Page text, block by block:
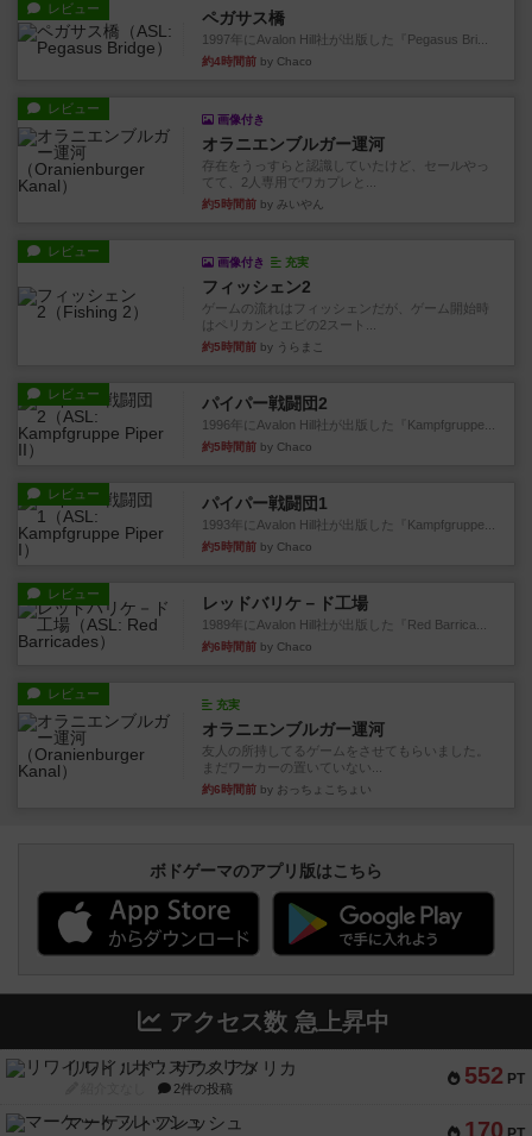
レビュー ペガサス橋
1997年にAvalon Hill社が出版した『Pegasus Bri...
約4時間前 by Chaco
レビュー
画像付き
オラニエンブルガー運河
存在をうっすらと認識していたけど、セールやっ
てて、2人専用でワカプレと...
約5時間前 by みいやん
レビュー
画像付き 充実
フィッシェン2
ゲームの流れはフィッシェンだが、ゲーム開始時
はペリカンとエビの2スート...
約5時間前 by うらまこ
レビュー パイパー戦闘団2
1996年にAvalon Hill社が出版した『Kampfgruppe...
約5時間前 by Chaco
レビュー パイパー戦闘団1
1993年にAvalon Hill社が出版した『Kampfgruppe...
約5時間前 by Chaco
レビュー レッドバリケ－ド工場
1989年にAvalon Hill社が出版した『Red Barrica...
約6時間前 by Chaco
レビュー
充実
オラニエンブルガー運河
友人の所持してるゲームをさせてもらいました。
まだワーカーの置いていない...
約6時間前 by おっちょこちょい
ボドゲーマのアプリ版はこちら
アクセス数 急上昇中
552 PT
リワイルド：サウスアメリカ
2件の投稿
170
マーケットフレッシュ